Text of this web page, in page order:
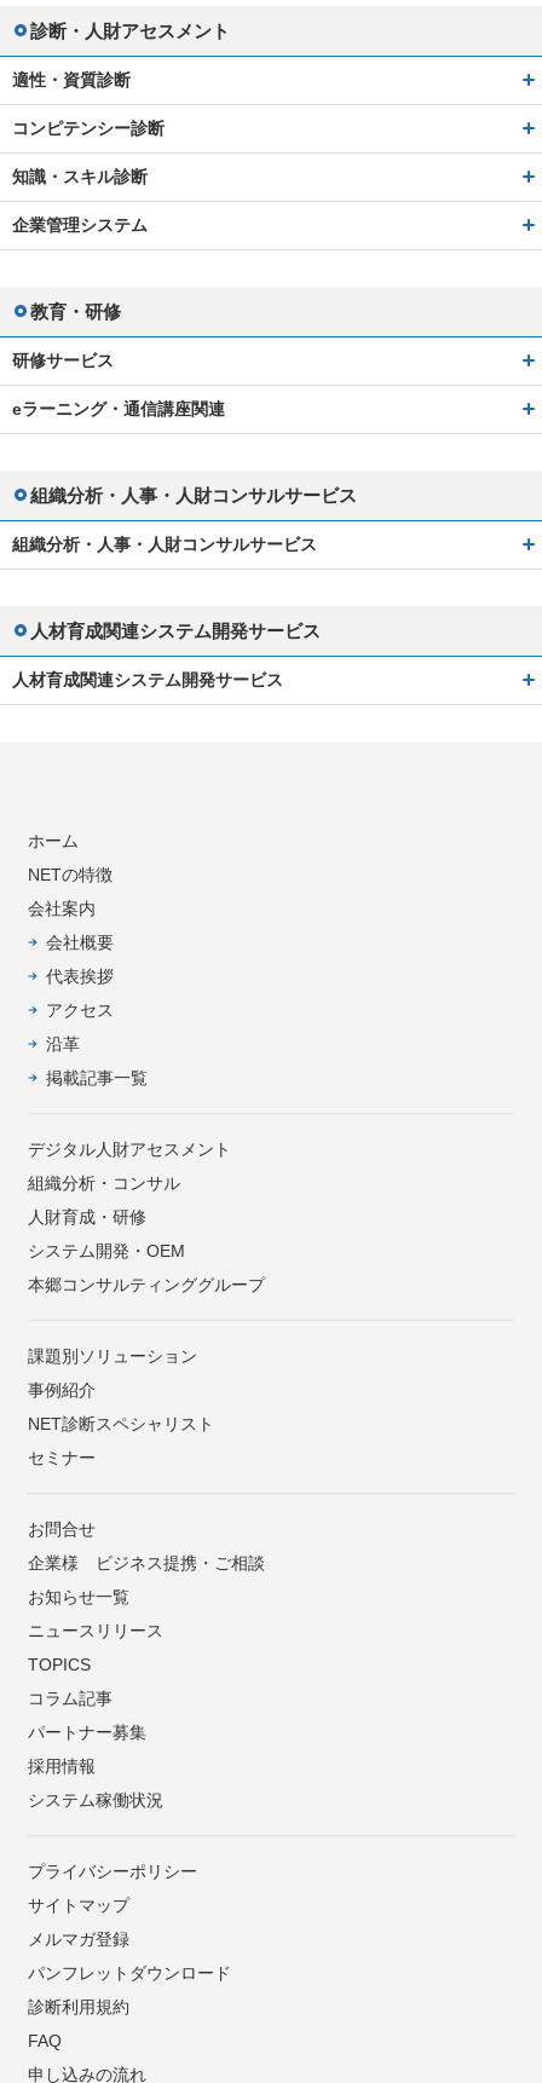
診断・人財アセスメント
適性・資質診断
コンピテンシー診断
知識・スキル診断
企業管理システム
教育・研修
研修サービス
eラーニング・通信講座関連
組織分析・人事・人財コンサルサービス
組織分析・人事・人財コンサルサービス
人材育成関連システム開発サービス
人材育成関連システム開発サービス
ホーム
NETの特徴
会社案内
会社概要
代表挨拶
アクセス
沿革
掲載記事一覧
デジタル人財アセスメント
組織分析・コンサル
人財育成・研修
システム開発・OEM
本郷コンサルティンググループ
課題別ソリューション
事例紹介
NET診断スペシャリスト
セミナー
お問合せ
企業様 ビジネス提携・ご相談
お知らせ一覧
ニュースリリース
TOPICS
コラム記事
パートナー募集
採用情報
システム稼働状況
プライバシーポリシー
サイトマップ
メルマガ登録
パンフレットダウンロード
診断利用規約
FAQ
申し込みの流れ